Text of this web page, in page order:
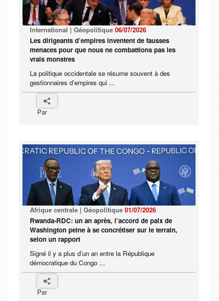
International | Géopolitique 06/07/2026
Les dirigeants d’empires inventent de fausses
menaces pour que nous ne combattions pas les
vrais monstres
La politique occidentale se résume souvent à des
gestionnaires d’empires qui ...
Par
Afrique centrale | Géopolitique 01/07/2026
Rwanda-RDC: un an après, l’accord de paix de
Washington peine à se concrétiser sur le terrain,
selon un rapport
Signé il y a plus d’un an entre la République
démocratique du Congo ...
Par